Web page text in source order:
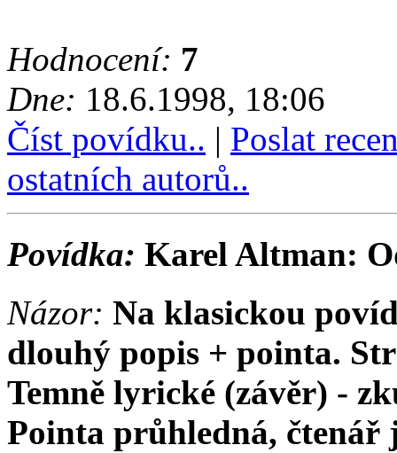
Hodnocení: 7
Dne: 18.6.1998, 18:06
Číst povídku.. | Poslat
ostatních autorů..
Povídka: Karel Altman:
Názor: Na klasickou
dlouhý popis + pointa.
Temně lyrické (závěr) -
Pointa průhledná, čtenář